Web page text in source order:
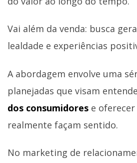
Vai além da venda: busca
lealdade e experiências
A abordagem envolve uma
planejadas que visam
dos consumidores e
realmente façam sentido.
No marketing de